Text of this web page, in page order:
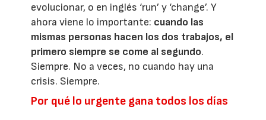
evolucionar, o en inglés ‘run’ y ‘change’. Y
ahora viene lo importante: cuando las
mismas personas hacen los dos trabajos, el
primero siempre se come al segundo.
Siempre. No a veces, no cuando hay una
crisis. Siempre.
Por qué lo urgente gana todos los días